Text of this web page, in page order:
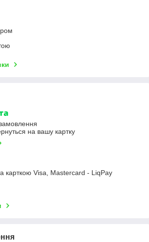
на вашу картку
карткою Visa, Mastercard - LiqPay